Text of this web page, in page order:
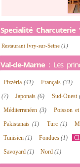
Specialité Charcuterie
Restaurant Ivry-sur-Seine (1)
Val-de-Marne : Les
Pizzéria(41) Français (31)
(7)
Japonais(6) Sud-Ouest
Méditerranéen (3) Poisson
Pakistanais(1) Turc (1)
Tunisien(1) Fondues (1)
Savoyard (1) Nord(1)